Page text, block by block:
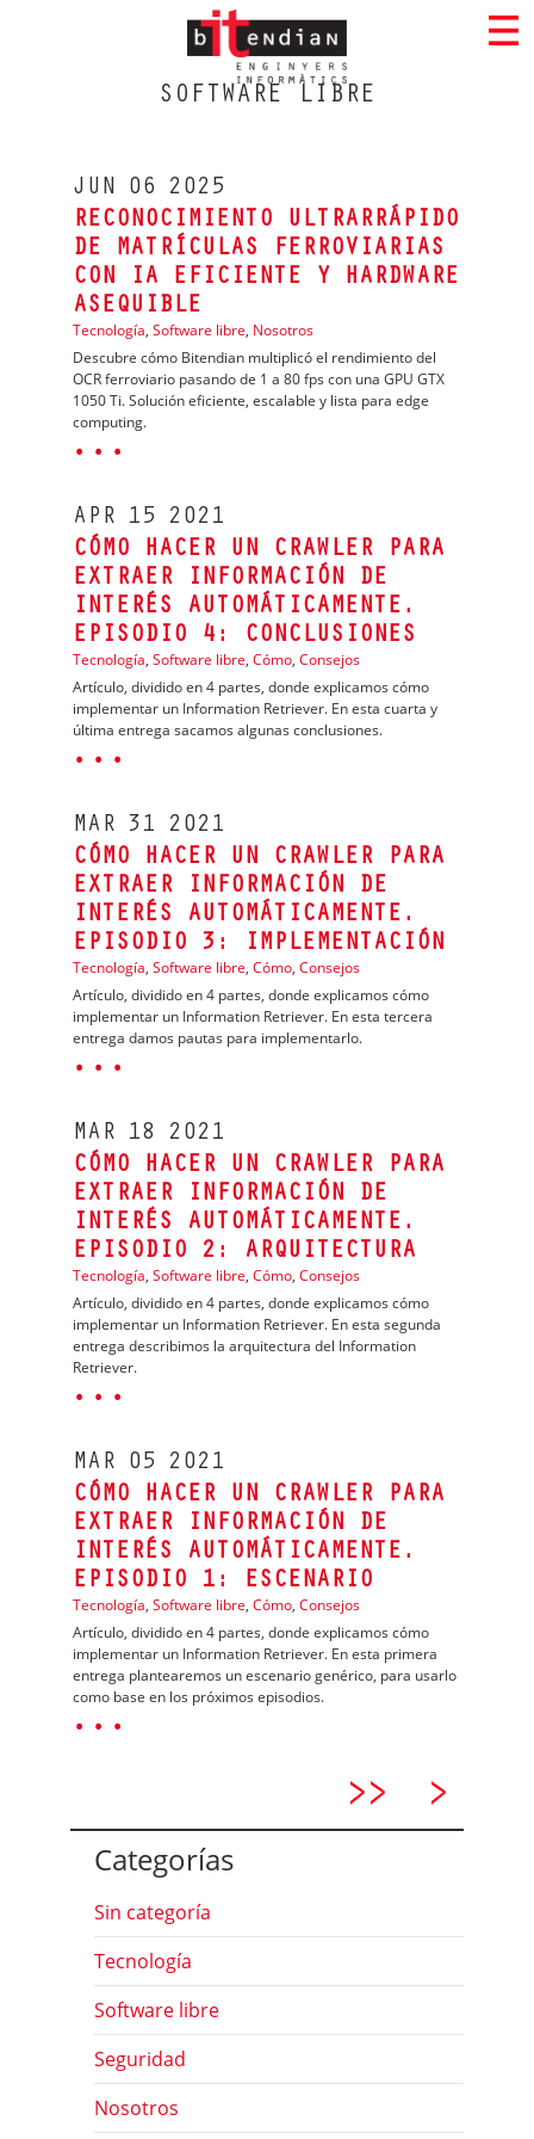
SOFTWARE LIBRE
JUN 06
2025
RECONOCIMIENTO ULTRARRÁPIDO
DE MATRÍCULAS FERROVIARIAS
CON IA EFICIENTE Y HARDWARE
ASEQUIBLE
Tecnología, Software libre, Nosotros
Descubre cómo Bitendian multiplicó el rendimiento del
OCR ferroviario pasando de 1 a 80 fps con una GPU GTX
1050 Ti. Solución eficiente, escalable y lista para edge
computing.
· · ·
APR 15
2021
CÓMO HACER UN CRAWLER PARA
EXTRAER INFORMACIÓN DE
INTERÉS AUTOMÁTICAMENTE.
EPISODIO 4: CONCLUSIONES
Tecnología, Software libre, Cómo, Consejos
Artículo, dividido en 4 partes, donde explicamos cómo
implementar un Information Retriever. En esta cuarta y
última entrega sacamos algunas conclusiones.
· · ·
MAR 31
2021
CÓMO HACER UN CRAWLER PARA
EXTRAER INFORMACIÓN DE
INTERÉS AUTOMÁTICAMENTE.
EPISODIO 3: IMPLEMENTACIÓN
Tecnología, Software libre, Cómo, Consejos
Artículo, dividido en 4 partes, donde explicamos cómo
implementar un Information Retriever. En esta tercera
entrega damos pautas para implementarlo.
· · ·
MAR 18
2021
CÓMO HACER UN CRAWLER PARA
EXTRAER INFORMACIÓN DE
INTERÉS AUTOMÁTICAMENTE.
EPISODIO 2: ARQUITECTURA
Tecnología, Software libre, Cómo, Consejos
Artículo, dividido en 4 partes, donde explicamos cómo
implementar un Information Retriever. En esta segunda
entrega describimos la arquitectura del Information
Retriever.
· · ·
MAR 05
2021
CÓMO HACER UN CRAWLER PARA
EXTRAER INFORMACIÓN DE
INTERÉS AUTOMÁTICAMENTE.
EPISODIO 1: ESCENARIO
Tecnología, Software libre, Cómo, Consejos
Artículo, dividido en 4 partes, donde explicamos cómo
implementar un Information Retriever. En esta primera
entrega plantearemos un escenario genérico, para usarlo
como base en los próximos episodios.
· · ·
Categorías
Sin categoría
Tecnología
Software libre
Seguridad
Nosotros